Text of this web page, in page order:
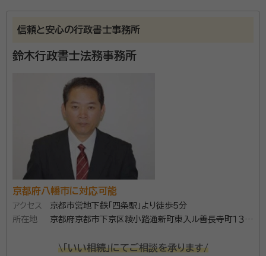
す。 頼れる親族がおられない方の「身元引受け」や「ご自
身の死後のお世話」についても、ご相談いただけます。
入所先までお伺いすることが可能です。
資格等：行政書士
信頼と安心の行政書士事務所
鈴木行政書士法務事務所
京都府八幡市に対応可能
アクセス
京都市営地下鉄「四条駅」より徒歩5分
所在地
京都府京都市下京区綾小路通新町東入ル善長寺町１３１
\「いい相続」にてご相談を承ります/